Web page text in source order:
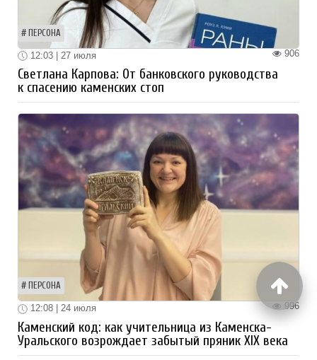
ПЕРСОНА
906
12:03 | 27 июля
Светлана Карпова: От банковского руководства
к спасению каменских стоп
ПЕРСОНА
996
12:08 | 24 июля
Каменский код: как учительница из Каменска-
Уральского возрождает забытый пряник XIX века